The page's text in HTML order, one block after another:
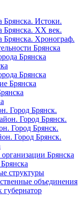
Брянска. Истоки.
Брянска. XX век.
Брянска. Хронограф.
Брянска
Брянска
Брянска
Брянска
Город Брянск.
Город Брянск.
Город Брянск.
Город Брянск.
Брянска
структуры
объединения
губернатор